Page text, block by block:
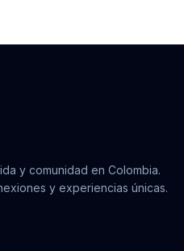
y comunidad en Colombia.
y experiencias únicas.